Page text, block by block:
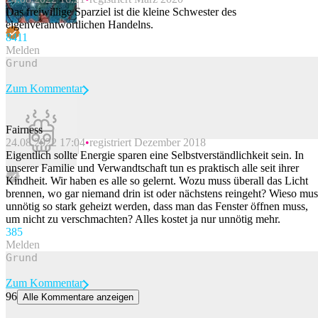
Beitrag melden
Das freiwillige Sparziel ist die kleine Schwester des
eigenverantwortlichen Handelns.
8411
Melden
Beitrag melden
Zum Kommentar
Fairness
24.08.2022 17:04 registriert Dezember 2018
Eigentlich sollte Energie sparen eine Selbstverständlichkeit sein. In
unserer Familie und Verwandtschaft tun es praktisch alle seit ihrer
Kindheit. Wir haben es alle so gelernt. Wozu muss überall das Licht
brennen, wo gar niemand drin ist oder nächstens reingeht? Wieso
unnötig so stark geheizt werden, dass man das Fenster öffnen muss,
um nicht zu verschmachten? Alles kostet ja nur unnötig mehr.
385
Melden
Zum Kommentar
96 Alle Kommentare anzeigen